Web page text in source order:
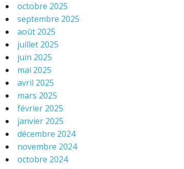
octobre 2025
septembre 2025
août 2025
juillet 2025
juin 2025
mai 2025
avril 2025
mars 2025
février 2025
janvier 2025
décembre 2024
novembre 2024
octobre 2024